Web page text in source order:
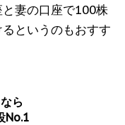
妻の口座で100株
というのもおすす
ら
No.1